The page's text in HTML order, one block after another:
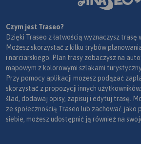
Czym jest Traseo?
Dzięki Traseo z łatwością wyznaczysz trasę
Możesz skorzystać z kilku trybów
i narciarskiego. Plan trasy zobaczysz na
mapowym z kolorowymi szlakami
Przy pomocy aplikacji możesz podążać
skorzystać z propozycji innych
ślad, dodawaj opisy, zapisuj i edytuj trasę.
ze społecznością Traseo lub zachować
siebie, możesz udostępnić ją również na